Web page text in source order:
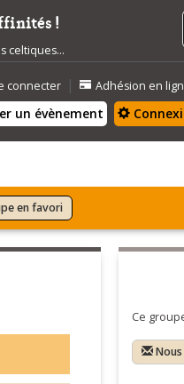
!
celtiques...
connecter | Adhésion en
un évènement
en favori
Ce